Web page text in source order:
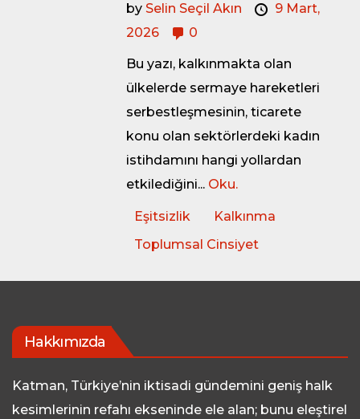
bySelin Seçil Akın
9 Mart,
2026
0
Bu yazı, kalkınmakta olan
ülkelerde sermaye hareketleri
serbestleşmesinin, ticarete
konu olan sektörlerdeki kadın
istihdamını hangi yollardan
etkilediğini... Oku.
Eşitsizlik
Kalkınma
Toplumsal Cinsiyet
Hakkımızda
Katman, Türkiye’nin iktisadi gündemini geniş halk
kesimlerinin refahı ekseninde ele alan; bunu eleştirel